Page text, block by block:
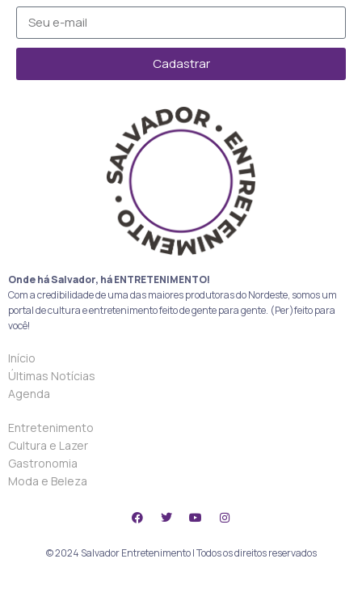
Cadastrar
Onde há Salvador, há ENTRETENIMENTO!
Com a credibilidade de uma das maiores produtoras do Nordeste, somos um
portal de cultura e entretenimento feito de gente para gente. (Per)feito para
você!
Início
Últimas Notícias
Agenda
Entretenimento
Cultura e Lazer
Gastronomia
Moda e Beleza
© 2024 Salvador Entretenimento | Todos os direitos reservados